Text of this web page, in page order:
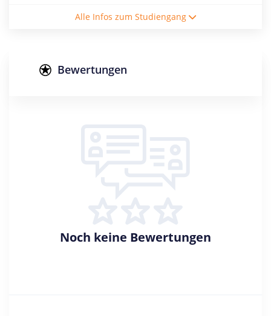
4 Semester
Alle Infos zum Studiengang
Bewertungen
Noch keine Bewertungen